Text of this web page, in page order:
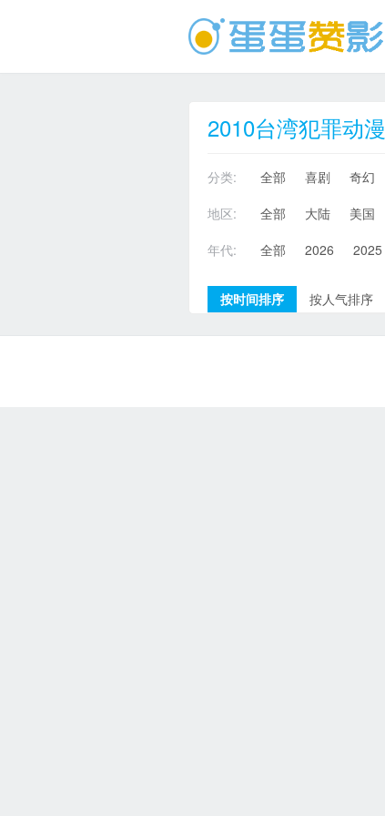
2010台湾犯罪动漫
分类: 全部 喜剧 奇幻
地区:
全部 大陆 美国
年代:
全部 2026 2025
按时间排序 按人气排序